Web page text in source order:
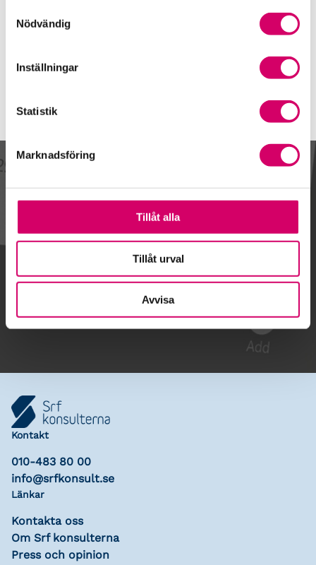
Nödvändig
Inställningar
Statistik
Marknadsföring
Tillåt alla
Tillåt urval
Avvisa
Skicka e-post
Lägg till i kalender
Kontakt
010-483 80 00
info@srfkonsult.se
Länkar
Kontakta oss
Om Srf konsulterna
Press och opinion